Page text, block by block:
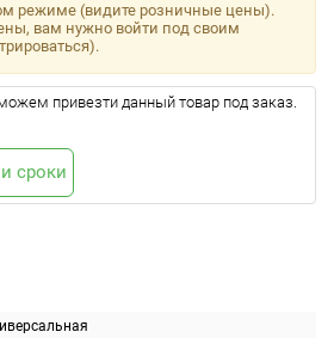
режиме (видите розничные цены).
вам нужно войти под своим
привезти данный товар под заказ.
сроки